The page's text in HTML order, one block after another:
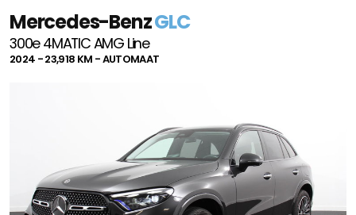
Mercedes-BenzGLC
300e 4MATIC AMG Line
2024 - 23,918 KM - AUTOMAAT